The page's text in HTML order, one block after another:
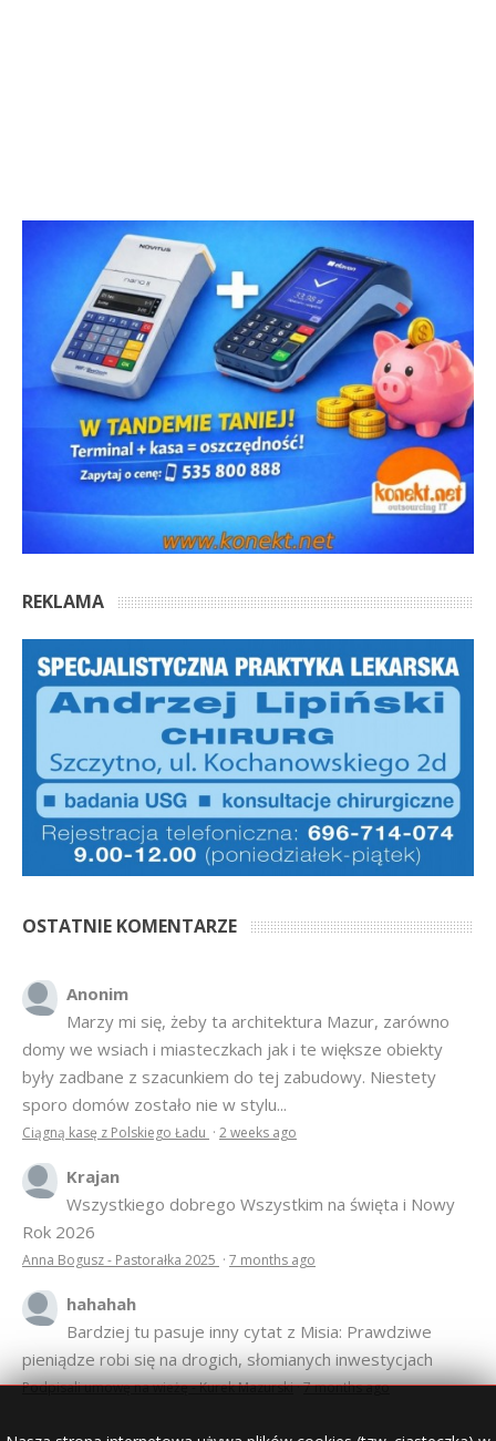
REKLAMA
OSTATNIE KOMENTARZE
Anonim
Marzy mi się, żeby ta architektura Mazur, zarówno
domy we wsiach i miasteczkach jak i te większe obiekty
były zadbane z szacunkiem do tej zabudowy. Niestety
sporo domów zostało nie w stylu...
Ciągną kasę z Polskiego Ładu · 2 weeks ago
Krajan
Wszystkiego dobrego Wszystkim na święta i Nowy
Rok 2026
Anna Bogusz - Pastorałka 2025 · 7 months ago
hahahah
Bardziej tu pasuje inny cytat z Misia: Prawdziwe
pieniądze robi się na drogich, słomianych inwestycjach
Podpisali umowę na wieżę - Kurek Mazurski·7 months ago